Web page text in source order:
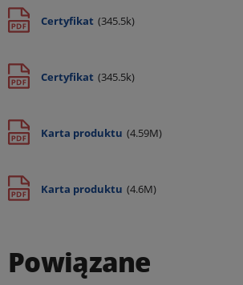
Certyfikat (345.5k)
Certyfikat (345.5k)
Karta produktu (4.59M)
Karta produktu (4.6M)
Powiązane